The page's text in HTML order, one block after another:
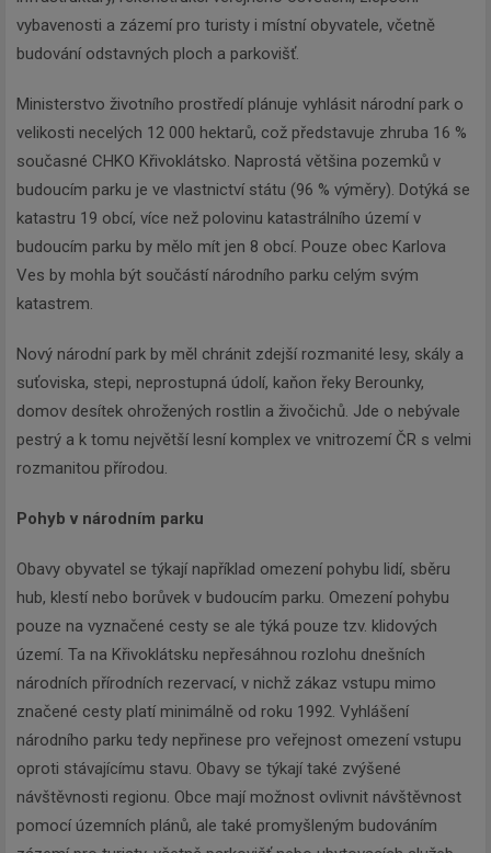
vybavenosti a zázemí pro turisty i místní obyvatele, včetně
budování odstavných ploch a parkovišť.
Ministerstvo životního prostředí plánuje vyhlásit národní park o
velikosti necelých 12 000 hektarů, což představuje zhruba 16 %
současné CHKO Křivoklátsko. Naprostá většina pozemků v
budoucím parku je ve vlastnictví státu (96 % výměry). Dotýká se
katastru 19 obcí, více než polovinu katastrálního území v
budoucím parku by mělo mít jen 8 obcí. Pouze obec Karlova
Ves by mohla být součástí národního parku celým svým
katastrem.
Nový národní park by měl chránit zdejší rozmanité lesy, skály a
suťoviska, stepi, neprostupná údolí, kaňon řeky Berounky,
domov desítek ohrožených rostlin a živočichů. Jde o nebývale
pestrý a k tomu největší lesní komplex ve vnitrozemí ČR s velmi
rozmanitou přírodou.
Pohyb v národním parku
Obavy obyvatel se týkají například omezení pohybu lidí, sběru
hub, klestí nebo borůvek v budoucím parku. Omezení pohybu
pouze na vyznačené cesty se ale týká pouze tzv. klidových
území. Ta na Křivoklátsku nepřesáhnou rozlohu dnešních
národních přírodních rezervací, v nichž zákaz vstupu mimo
značené cesty platí minimálně od roku 1992. Vyhlášení
národního parku tedy nepřinese pro veřejnost omezení vstupu
oproti stávajícímu stavu. Obavy se týkají také zvýšené
návštěvnosti regionu. Obce mají možnost ovlivnit návštěvnost
pomocí územních plánů, ale také promyšleným budováním